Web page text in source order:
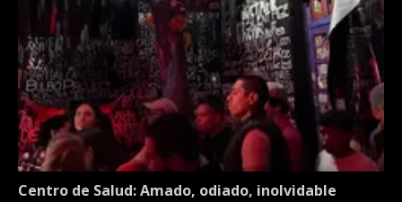
Centro de Salud: Amado, odiado, inolvidable